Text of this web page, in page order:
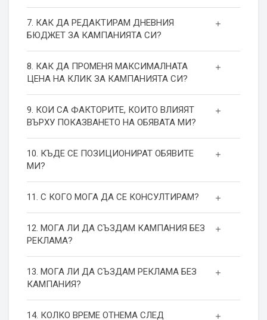
7. КАК ДА РЕДАКТИРАМ ДНЕВНИЯ
БЮДЖЕТ ЗА КАМПАНИЯТА СИ?
8. КАК ДА ПРОМЕНЯ МАКСИМАЛНАТА
ЦЕНА НА КЛИК ЗА КАМПАНИЯТА СИ?
9. КОИ СА ФАКТОРИТЕ, КОИТО ВЛИЯЯТ
ВЪРХУ ПОКАЗВАНЕТО НА ОБЯВАТА МИ?
10. КЪДЕ СЕ ПОЗИЦИОНИРАТ ОБЯВИТЕ
МИ?
11. С КОГО МОГА ДА СЕ КОНСУЛТИРАМ?
12. МОГА ЛИ ДА СЪЗДАМ КАМПАНИЯ БЕЗ
РЕКЛАМА?
13. МОГА ЛИ ДА СЪЗДАМ РЕКЛАМА БЕЗ
КАМПАНИЯ?
14. КОЛКО ВРЕМЕ ОТНЕМА СЛЕД